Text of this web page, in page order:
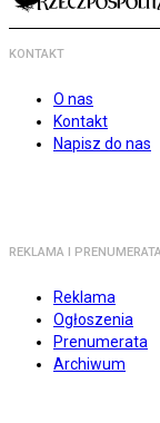
KONTAKT
O nas
Kontakt
Napisz do nas
REKLAMA I
Reklama
Ogłoszenia
Prenumerata
Archiwum